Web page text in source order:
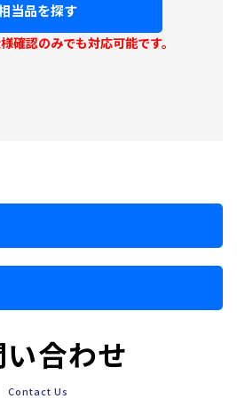
当品を探す
確認のみでも対応可能です。
い合わせ
Contact Us